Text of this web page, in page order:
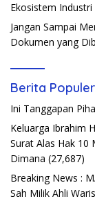
Ekosistem
Jangan Sampai
Dokumen yang
Berita Populer
Ini Tanggapan
Keluarga Ibrahim
Surat Alas Hak 10
Dimana (27,687)
Breaking News :
Sah Milik Ahli